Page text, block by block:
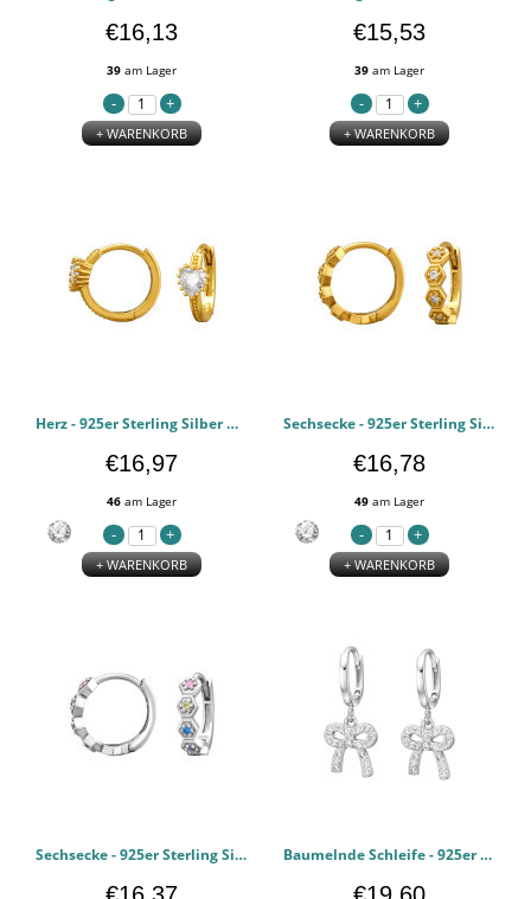
€16,13
39 am Lager
+ WARENKORB
€15,53
39 am Lager
+ WARENKORB
Herz - 925er Sterling Silber Huggie Hoops PCJW50656
€16,97
46 am Lager
+ WARENKORB
Sechsecke - 925er Sterling Silber Huggie Hoops PCJW50655
€16,78
49 am Lager
+ WARENKORB
Sechsecke - 925er Sterling Silber Huggie Hoops PCJW50654 Baumelnde Schleife - 925er Sterling Silber Huggie Hoops PCJW50617